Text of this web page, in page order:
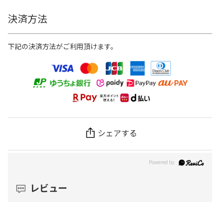
決済方法
下記の決済方法がご利用頂けます。
シェアする
レビュー